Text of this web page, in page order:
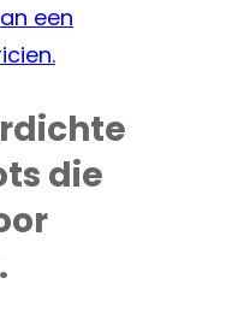
een
die